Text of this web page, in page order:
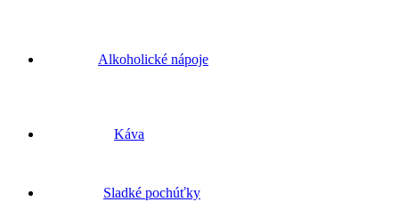
Alkoholické nápoje
Káva
Sladké pochúťky